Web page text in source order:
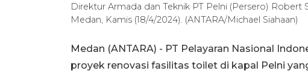
Direktur Armada dan Teknik PT Pelni (Persero)
Medan, Kamis (18/4/2024). (ANTARA/Michael Siahaan)
Medan (ANTARA) - PT Pelayaran Nasional
proyek renovasi fasilitas toilet di kapal Pelni